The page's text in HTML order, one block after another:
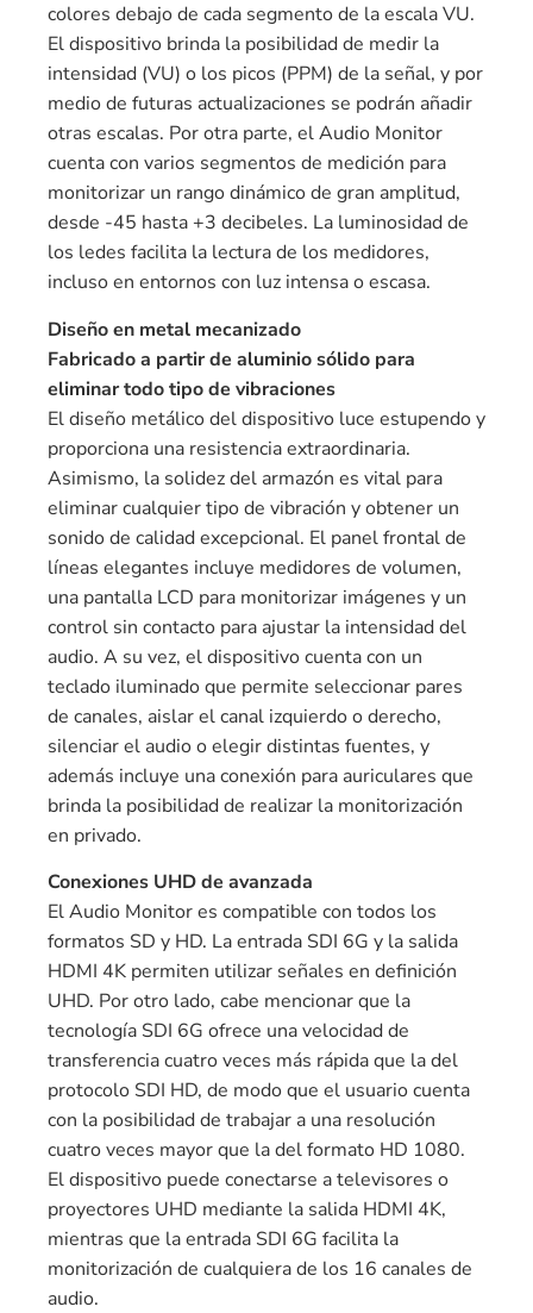
colores debajo de cada segmento de la escala VU.
El dispositivo brinda la posibilidad de medir la
intensidad (VU) o los picos (PPM) de la señal, y por
medio de futuras actualizaciones se podrán añadir
otras escalas. Por otra parte, el Audio Monitor
cuenta con varios segmentos de medición para
monitorizar un rango dinámico de gran amplitud,
desde -45 hasta +3 decibeles. La luminosidad de
los ledes facilita la lectura de los medidores,
incluso en entornos con luz intensa o escasa.
Diseño en metal mecanizado
Fabricado a partir de aluminio sólido para
eliminar todo tipo de vibraciones
El diseño metálico del dispositivo luce estupendo y
proporciona una resistencia extraordinaria.
Asimismo, la solidez del armazón es vital para
eliminar cualquier tipo de vibración y obtener un
sonido de calidad excepcional. El panel frontal de
líneas elegantes incluye medidores de volumen,
una pantalla LCD para monitorizar imágenes y un
control sin contacto para ajustar la intensidad del
audio. A su vez, el dispositivo cuenta con un
teclado iluminado que permite seleccionar pares
de canales, aislar el canal izquierdo o derecho,
silenciar el audio o elegir distintas fuentes, y
además incluye una conexión para auriculares que
brinda la posibilidad de realizar la monitorización
en privado.
Conexiones UHD de avanzada
El Audio Monitor es compatible con todos los
formatos SD y HD. La entrada SDI 6G y la salida
HDMI 4K permiten utilizar señales en definición
UHD. Por otro lado, cabe mencionar que la
tecnología SDI 6G ofrece una velocidad de
transferencia cuatro veces más rápida que la del
protocolo SDI HD, de modo que el usuario cuenta
con la posibilidad de trabajar a una resolución
cuatro veces mayor que la del formato HD 1080.
El dispositivo puede conectarse a televisores o
proyectores UHD mediante la salida HDMI 4K,
mientras que la entrada SDI 6G facilita la
monitorización de cualquiera de los 16 canales de
audio.